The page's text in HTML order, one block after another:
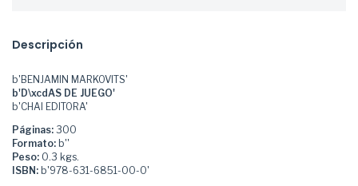
Descripción
b'BENJAMIN MARKOVITS'
b'D\xcdAS DE JUEGO'
b'CHAI EDITORA'
Páginas: 300
Formato: b''
Peso: 0.3 kgs.
ISBN: b'978-631-6851-00-0'